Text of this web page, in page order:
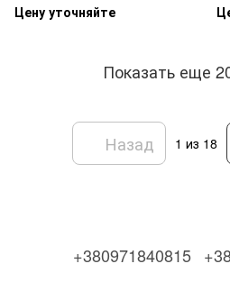
Цену уточняйте
Показать еще
Назад 1 из 18
+380971840815